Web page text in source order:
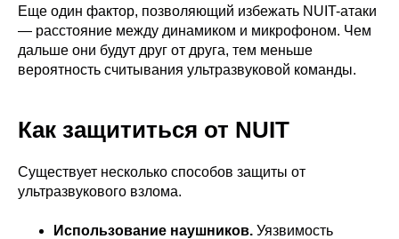
Еще один фактор, позволяющий избежать NUIT-атаки
— расстояние между динамиком и микрофоном. Чем
дальше они будут друг от друга, тем меньше
вероятность считывания ультразвуковой команды.
Как защититься от NUIT
Существует несколько способов защиты от
ультразвукового взлома.
Использование наушников. Уязвимость